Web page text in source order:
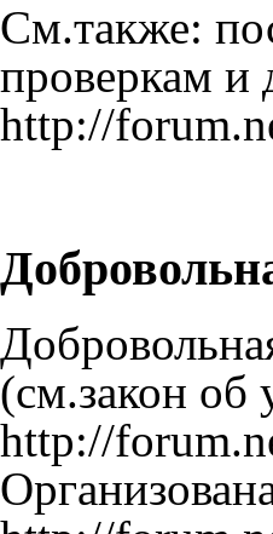
См.также:
проверкам и
http://
(см.закон
http://